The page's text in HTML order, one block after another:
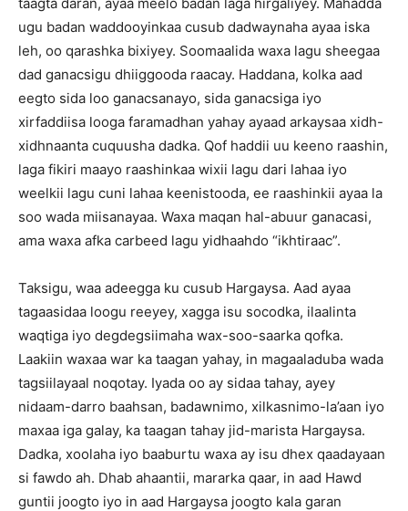
ugu badan waddooyinkaa cusub dadwaynaha ayaa iska
leh, oo qarashka bixiyey. Soomaalida waxa lagu sheegaa
dad ganacsigu dhiiggooda raacay. Haddana, kolka aad
eegto sida loo ganacsanayo, sida ganacsiga iyo
xirfaddiisa looga faramadhan yahay ayaad arkaysaa xidh-
xidhnaanta cuquusha dadka. Qof haddii uu keeno raashin,
laga fikiri maayo raashinkaa wixii lagu dari lahaa iyo
weelkii lagu cuni lahaa keenistooda, ee raashinkii ayaa la
soo wada miisanayaa. Waxa maqan hal-abuur ganacasi,
ama waxa afka carbeed lagu yidhaahdo “ikhtiraac”.
Taksigu, waa adeegga ku cusub Hargaysa. Aad ayaa
tagaasidaa loogu reeyey, xagga isu socodka, ilaalinta
waqtiga iyo degdegsiimaha wax-soo-saarka qofka.
Laakiin waxaa war ka taagan yahay, in magaaladuba wada
tagsiilayaal noqotay. Iyada oo ay sidaa tahay, ayey
nidaam-darro baahsan, badawnimo, xilkasnimo-la’aan iyo
maxaa iga galay, ka taagan tahay jid-marista Hargaysa.
Dadka, xoolaha iyo baaburtu waxa ay isu dhex qaadayaan
si fawdo ah. Dhab ahaantii, mararka qaar, in aad Hawd
guntii joogto iyo in aad Hargaysa joogto kala garan